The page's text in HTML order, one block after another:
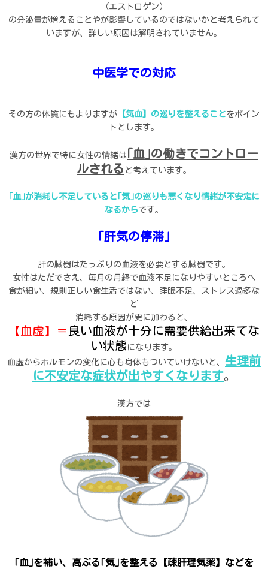
（エストロゲン）
の分泌量が増えることやが影響しているのではないかと考えられて
いますが、詳しい原因は解明されていません。
中医学での対応
その方の体質にもよりますが 【気血】の巡りを整えることをポイン
トとします。
漢方の世界で特に女性の情緒は｢血｣の働きでコントロー
ルされる と考えています。
｢血｣が消耗し不足していると｢気｣の巡りも悪くなり情緒が不安定に
なるからです。
｢肝気の停滞｣
肝の臓器はたっぷりの血液を必要とする臓器です。
女性はただでさえ、毎月の月経で血液不足になりやすいところへ
食が細い、規則正しい食生活ではない、睡眠不足、ストレス過多な
ど
消耗する原因が更に加わると、
【血虚】＝ 良い血液が十分に需要供給出来てな
い状態になります。
血虚からホルモンの変化に心も身体もついていけないと、 生理前
に不安定な症状が出やすくなります。
漢方では
｢血｣を補い、高ぶる｢気｣を整える【疎肝理気薬】などを